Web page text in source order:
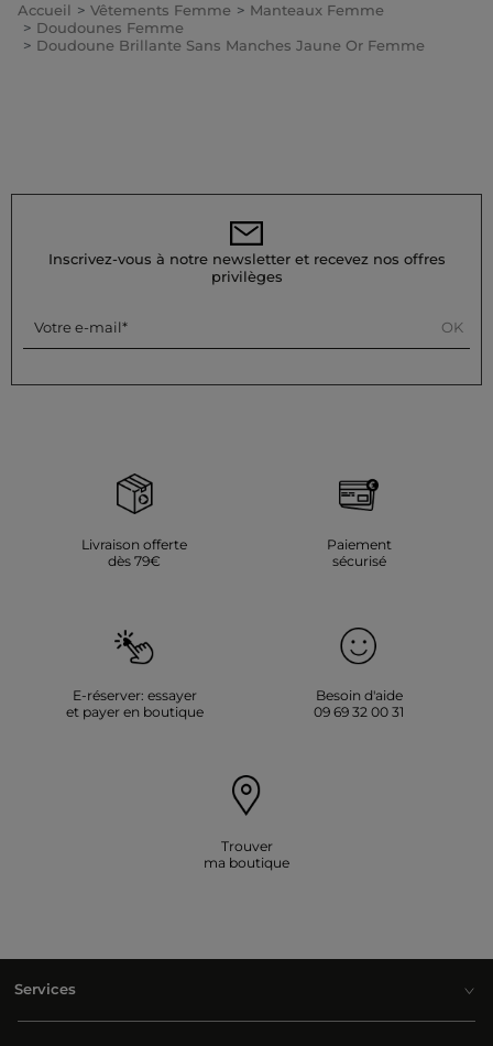
Accueil Vêtements Femme
Manteaux Femme
Doudounes Femme
Doudoune Brillante Sans Manches Jaune Or Femme
Inscrivez-vous à notre newsletter et recevez nos offres
privilèges
Votre e-mail OK
Livraison offerte
dès 79€
Paiement
sécurisé
E-réserver: essayer
et payer en boutique
Besoin d'aide
09 69 32 00 31
Trouver
ma boutique
Services